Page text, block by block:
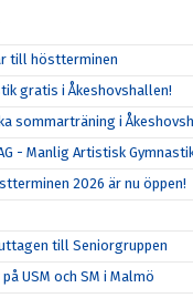
till höstterminen
gratis i Åkeshovshallen!
sommarträning i
- Manlig Artistisk
2026 är nu öppen!
till Seniorgruppen
USM och SM i Malmö